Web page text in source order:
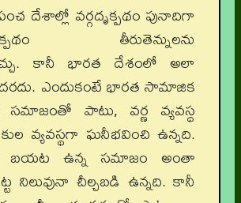
దేశాల్లో వర్గదృక్పథం పునాదిగా
తీరుతెన్నులను
కానీ భారత దేశంలో అలా
ఎందుకంటే భారత సామాజిక
సమాజంతో పాటు, వర్ణ వ్యవస్థ
వ్యవస్థగా ఘనీభవించి ఉన్నది.
బయట ఉన్న సమాజం అంతా
నిలువునా చీల్చబడి ఉన్నది. కానీ